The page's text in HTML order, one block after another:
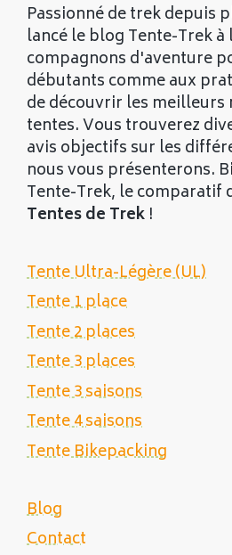
Passionné de trek depuis
lancé le blog Tente-Trek
compagnons d'aventure
débutants comme aux
de découvrir les meilleurs
tentes. Vous trouverez
avis objectifs sur les
nous vous présenterons.
Tente-Trek, le comparatif
Tentes de Trek !
Tente Ultra-Légère (UL)
Tente 1 place
Tente 2 places
Tente 3 places
Tente 3 saisons
Tente 4 saisons
Tente Bikepacking
Blog
Contact